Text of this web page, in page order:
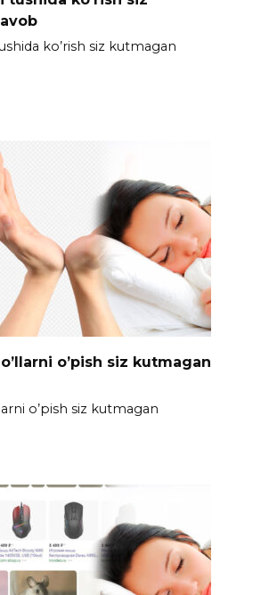
ko’rish siz kutmagan
o’pish siz kutmagan
o’pish siz kutmagan